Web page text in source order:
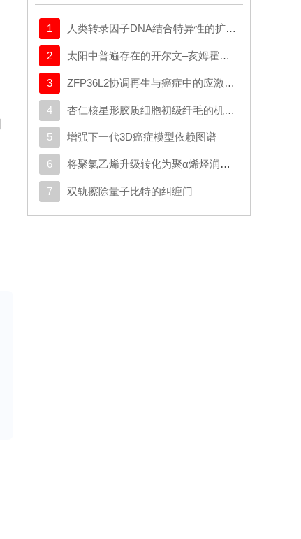
1 人类转录因子DNA结合特异性的扩展密码本
2 太阳中普遍存在的开尔文–亥姆霍兹不稳定性驱动等离子体混合
3 ZFP36L2协调再生与癌症中的应激适应性可塑性
4 杏仁核星形胶质细胞初级纤毛的机制与应激行为密切相关。
5 增强下一代3D癌症模型依赖图谱
6 将聚氯乙烯升级转化为聚α烯烃润滑剂
7 双轨擦除量子比特的纠缠门